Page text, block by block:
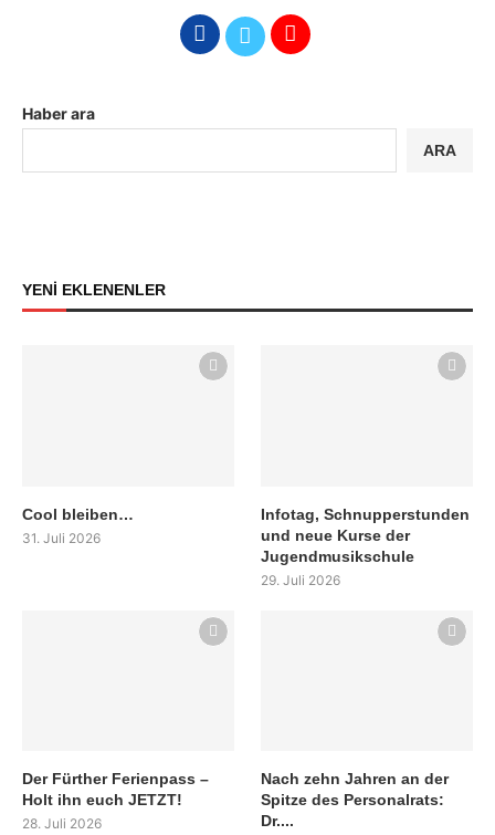
Haber ara
ARA
YENİ EKLENENLER
Cool bleiben…
31. Juli 2026
Infotag, Schnupperstunden
und neue Kurse der
Jugendmusikschule
29. Juli 2026
Der Fürther Ferienpass –
Holt ihn euch JETZT!
28. Juli 2026
Nach zehn Jahren an der
Spitze des Personalrats:
Dr....